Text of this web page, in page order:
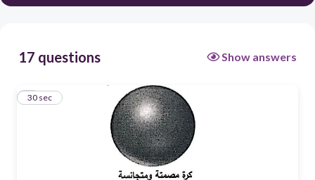
17 questions Show answers
1
30 sec